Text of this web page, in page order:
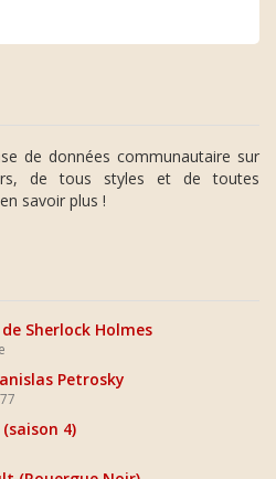
de données communautaire sur
de tous styles et de toutes
savoir plus !
Sherlock Holmes
Petrosky
4)